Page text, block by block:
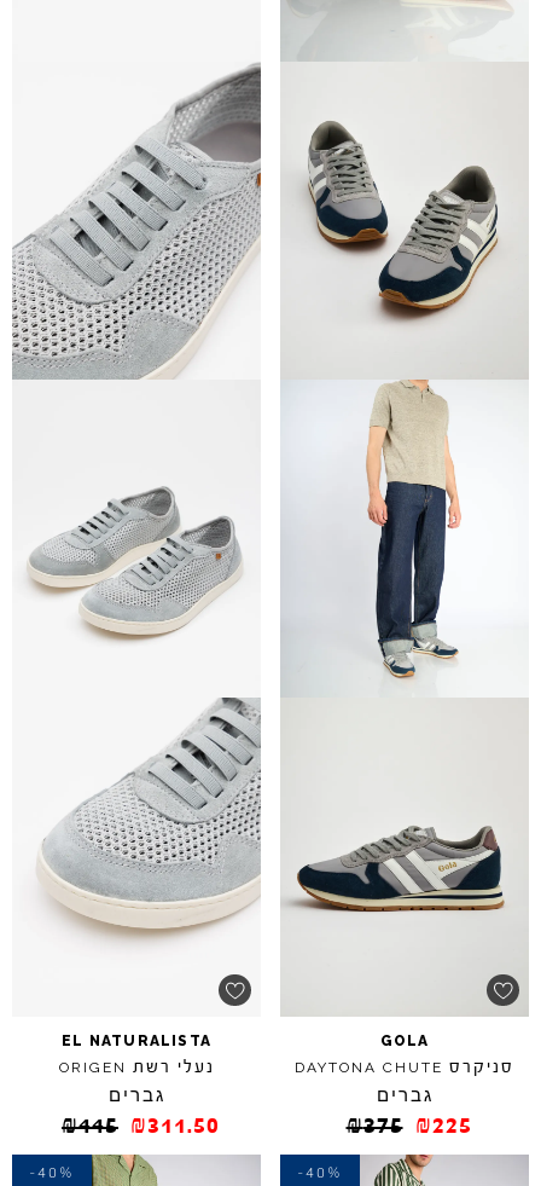
GOLA
סניקרס DAYTONA CHUTE
גברים
₪375 ₪225
EL NATURALISTA
נעלי רשת ORIGEN
גברים
₪445 ₪311.50
-40%
-40%